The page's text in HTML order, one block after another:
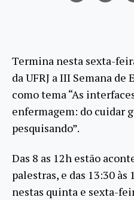
Termina nesta sexta-
da UFRJ a III Semana
como tema “As
enfermagem: do cuidar
pesquisando”.
Das 8 as 12h estão
palestras, e das 13:30
nestas quinta e sexta-